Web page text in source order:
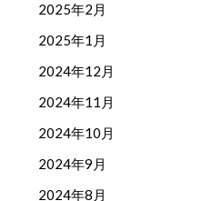
2025年2月
2025年1月
2024年12月
2024年11月
2024年10月
2024年9月
2024年8月